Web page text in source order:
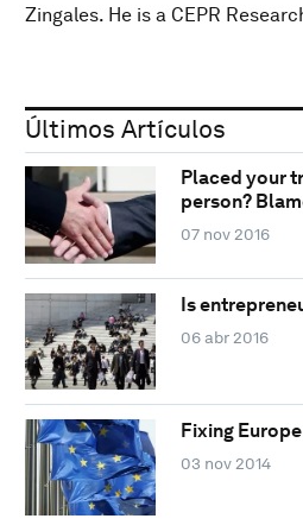
Zingales. He is a CEPR
Últimos Artículos
Placed your
person?
07 nov 2016
Is
06 abr 2016
Fixing
03 nov 2014